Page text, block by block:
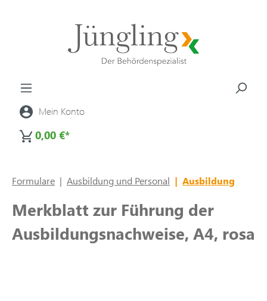
Mein Konto
0,00 €*
Formulare | Ausbildung und Personal | Ausbildung
Merkblatt zur Führung der
Ausbildungsnachweise, A4, rosa